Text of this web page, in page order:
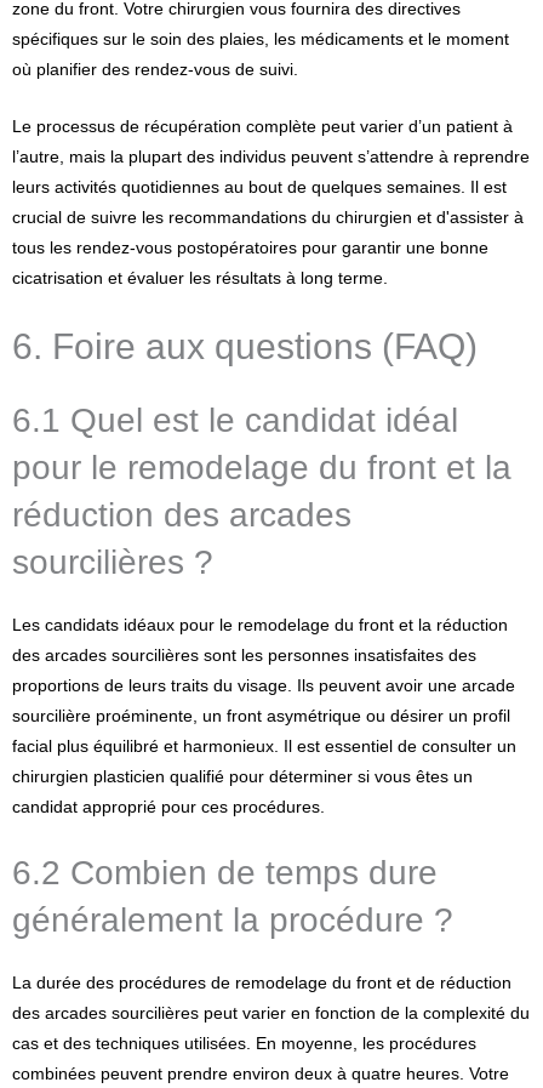
zone du front. Votre chirurgien vous fournira des directives
spécifiques sur le soin des plaies, les médicaments et le moment
où planifier des rendez-vous de suivi.
Le processus de récupération complète peut varier d’un patient à
l’autre, mais la plupart des individus peuvent s’attendre à reprendre
leurs activités quotidiennes au bout de quelques semaines. Il est
crucial de suivre les recommandations du chirurgien et d'assister à
tous les rendez-vous postopératoires pour garantir une bonne
cicatrisation et évaluer les résultats à long terme.
6. Foire aux questions (FAQ)
6.1 Quel est le candidat idéal
pour le remodelage du front et la
réduction des arcades
sourcilières ?
Les candidats idéaux pour le remodelage du front et la réduction
des arcades sourcilières sont les personnes insatisfaites des
proportions de leurs traits du visage. Ils peuvent avoir une arcade
sourcilière proéminente, un front asymétrique ou désirer un profil
facial plus équilibré et harmonieux. Il est essentiel de consulter un
chirurgien plasticien qualifié pour déterminer si vous êtes un
candidat approprié pour ces procédures.
6.2 Combien de temps dure
généralement la procédure ?
La durée des procédures de remodelage du front et de réduction
des arcades sourcilières peut varier en fonction de la complexité du
cas et des techniques utilisées. En moyenne, les procédures
combinées peuvent prendre environ deux à quatre heures. Votre